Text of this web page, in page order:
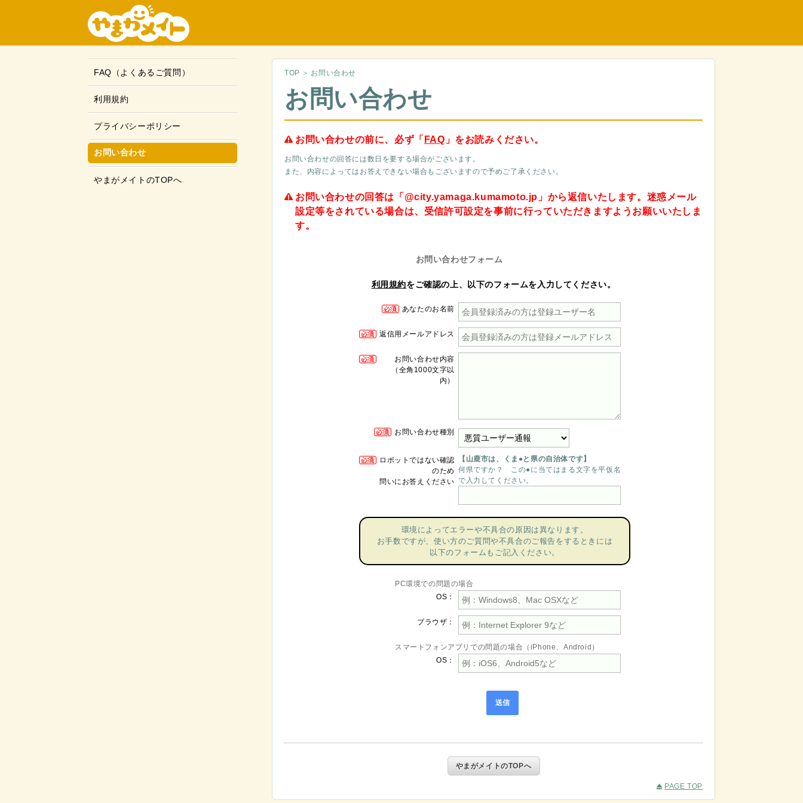
FAQ（よくあるご質問）
利用規約
プライバシーポリシー
お問い合わせ
やまがメイトのTOPへ
TOP ＞ お問い合わせ
お問い合わせ
お問い合わせの前に、必ず「 FAQ 」をお読みください。
お問い合わせの回答には数日を要する場合がございます。
また、内容によってはお答えできない場合もございますので予めご了承ください。
お問い合わせの回答は「@city.yamaga.kumamoto.jp」から返信いたします。迷惑メール
設定等をされている場合は、受信許可設定を事前に行っていただきますようお願いいたしま
す。
お問い合わせフォーム
利用規約をご確認の上、以下のフォームを入力してください。
あなたのお名前
返信用メールアドレス
お問い合わせ内容
（全角1000文字以
内）
お問い合わせ種別
ロボットではない確認
のため
問いにお答えください
【山鹿市は、くま●と県の自治体です】
何県ですか？ この●に当てはまる文字を平仮名
で入力してください。
環境によってエラーや不具合の原因は異なります。
お手数ですが、使い方のご質問や不具合のご報告をするときには
以下のフォームもご記入ください。
PC環境での問題の場合
OS：
ブラウザ：
スマートフォンアプリでの問題の場合（iPhone、Android）
OS：
やまがメイトのTOPへ
PAGE TOP